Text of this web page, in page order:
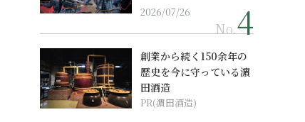
2026/07/26
No.
創業から続く150余年の
歴史を今に守っている濵
田酒造
PR(濵田酒造)